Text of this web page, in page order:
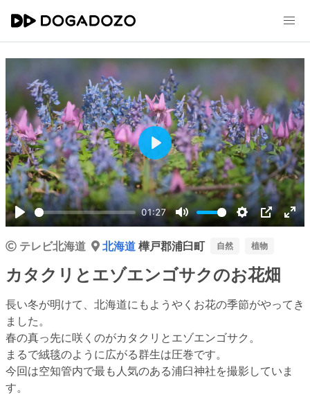
Play
01:27
Mute Settings
PIP
Play
テレビ北海道 北海道 樺戸郡浦臼町 自然 植物
カタクリとエゾエンゴサクのお花畑
長い冬が明けて、北海道にもようやくお花の季節がやってき
ました。
春の真っ先に咲くのがカタクリとエゾエンゴサク。
まるで絨毯のように広がる群生は圧巻です。
今回は空知管内で最も人気のある浦臼神社を撮影していま
す。